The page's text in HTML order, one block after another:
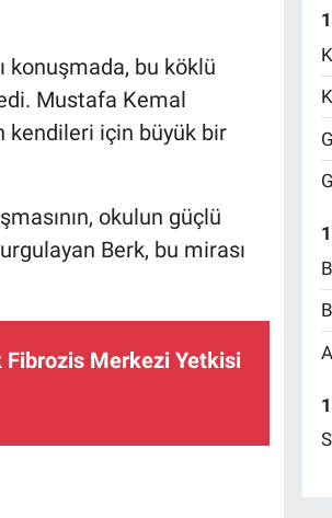
konuşmada, bu köklü
Mustafa Kemal
kendileri için büyük bir
okulun güçlü
Berk, bu mirası
Fibrozis Merkezi Yetkisi